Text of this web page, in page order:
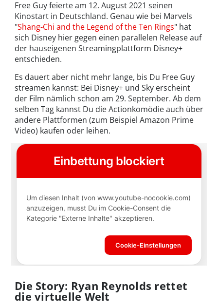
Free Guy feierte am 12. August 2021 seinen
Kinostart in Deutschland. Genau wie bei Marvels
"Shang-Chi and the Legend of the Ten Rings" hat
sich Disney hier gegen einen parallelen Release auf
der hauseigenen Streamingplattform Disney+
entschieden.
Es dauert aber nicht mehr lange, bis Du Free Guy
streamen kannst: Bei Disney+ und Sky erscheint
der Film nämlich schon am 29. September. Ab dem
selben Tag kannst Du die Actionkomödie auch über
andere Plattformen (zum Beispiel Amazon Prime
Video) kaufen oder leihen.
Die Story: Ryan Reynolds rettet
die virtuelle Welt